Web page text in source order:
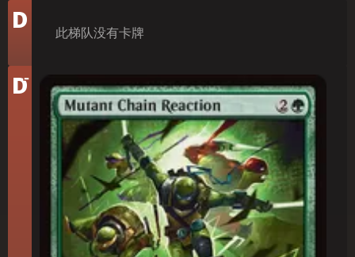
梯
队
D 此梯队没有卡牌
梯
队
D-
突变连锁反应